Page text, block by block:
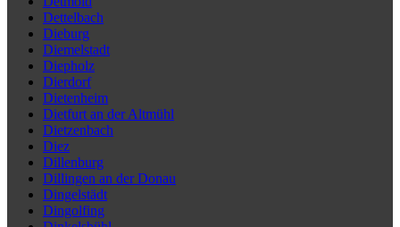
Dettelbach
Dieburg
Diemelstadt
Diepholz
Dierdorf
Dietenheim
Dietfurt an der Altmühl
Dietzenbach
Diez
Dillenburg
Dillingen an der Donau
Dingelstädt
Dingolfing